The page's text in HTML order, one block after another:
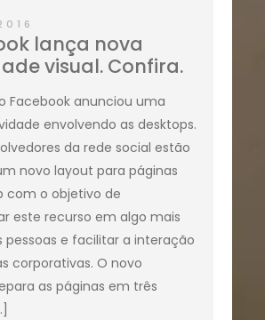
lança nova
visual. Confira.
Facebook anunciou uma
envolvendo as desktops.
da rede social estão
novo layout para páginas
com o objetivo de
este recurso em algo mais
pessoas e facilitar a interação
corporativas. O novo
as páginas em três